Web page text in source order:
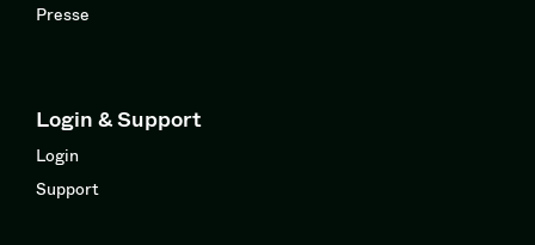
Presse
Login & Support
Login
Support